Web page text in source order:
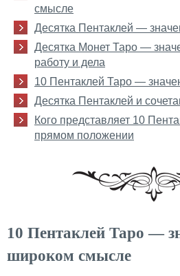
смысле
Десятка Пентаклей —
Десятка Монет Таро —
работу и дела
10 Пентаклей Таро —
Десятка Пентаклей и
Кого представляет 10
прямом положении
10 Пентаклей Таро —
широком смысле